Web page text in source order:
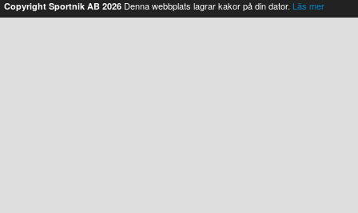
Copyright Sportnik AB 2026 Denna webbplats lagrar kakor på din dator. Läs mer